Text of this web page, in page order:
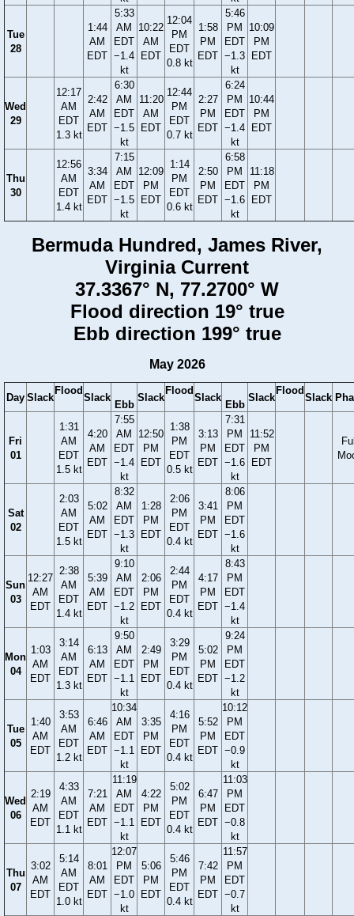
Tue
28
1:44
AM
EDT
5:33
AM
EDT
−1.4
kt
10:22
AM
EDT
12:04
PM
EDT
0.8 kt
1:58
PM
EDT
5:46
PM
EDT
−1.3
kt
10:09
PM
EDT
Wed
29
12:17
AM
EDT
1.3 kt
2:42
AM
EDT
6:30
AM
EDT
−1.5
kt
11:20
AM
EDT
12:44
PM
EDT
0.7 kt
2:27
PM
EDT
6:24
PM
EDT
−1.4
kt
10:44
PM
EDT
Thu
30
12:56
AM
EDT
1.4 kt
3:34
AM
EDT
7:15
AM
EDT
−1.5
kt
12:09
PM
EDT
1:14
PM
EDT
0.6 kt
2:50
PM
EDT
6:58
PM
EDT
−1.6
kt
11:18
PM
EDT
Bermuda Hundred, James River,
Virginia Current
37.3367° N, 77.2700° W
Flood direction 19° true
Ebb direction 199° true
May 2026
Day Slack
Flood
Slack
Ebb
Slack
Flood
Slack
Ebb
Slack
Flood
Slack
Fri
01
1:31
AM
EDT
1.5 kt
4:20
AM
EDT
7:55
AM
EDT
−1.4
kt
12:50
PM
EDT
1:38
PM
EDT
0.5 kt
3:13
PM
EDT
7:31
PM
EDT
−1.6
kt
11:52
PM
EDT
Sat
02
2:03
AM
EDT
1.5 kt
5:02
AM
EDT
8:32
AM
EDT
−1.3
kt
1:28
PM
EDT
2:06
PM
EDT
0.4 kt
3:41
PM
EDT
8:06
PM
EDT
−1.6
kt
Sun
03
12:27
AM
EDT
2:38
AM
EDT
1.4 kt
5:39
AM
EDT
9:10
AM
EDT
−1.2
kt
2:06
PM
EDT
2:44
PM
EDT
0.4 kt
4:17
PM
EDT
8:43
PM
EDT
−1.4
kt
Mon
04
1:03
AM
EDT
3:14
AM
EDT
1.3 kt
6:13
AM
EDT
9:50
AM
EDT
−1.1
kt
2:49
PM
EDT
3:29
PM
EDT
0.4 kt
5:02
PM
EDT
9:24
PM
EDT
−1.2
kt
Tue
05
1:40
AM
EDT
3:53
AM
EDT
1.2 kt
6:46
AM
EDT
10:34
AM
EDT
−1.1
kt
3:35
PM
EDT
4:16
PM
EDT
0.4 kt
5:52
PM
EDT
10:12
PM
EDT
−0.9
kt
Wed
06
2:19
AM
EDT
4:33
AM
EDT
1.1 kt
7:21
AM
EDT
11:19
AM
EDT
−1.1
kt
4:22
PM
EDT
5:02
PM
EDT
0.4 kt
6:47
PM
EDT
11:03
PM
EDT
−0.8
kt
Thu
07
3:02
AM
EDT
5:14
AM
EDT
1.0 kt
8:01
AM
EDT
12:07
PM
EDT
−1.0
kt
5:06
PM
EDT
5:46
PM
EDT
0.4 kt
7:42
PM
EDT
11:57
PM
EDT
−0.7
kt